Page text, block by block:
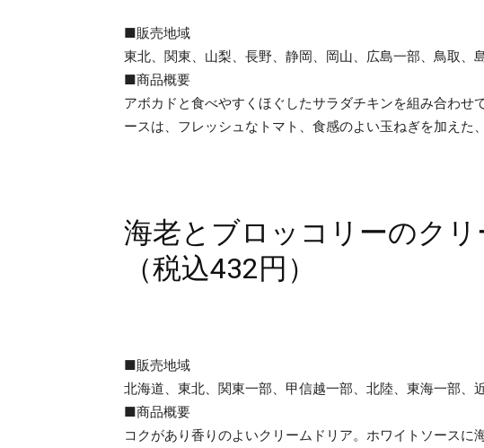
■販売地域
東北、関東、山梨、長野、静岡、岡山、広島一部、鳥取、
■商品概要
アボカドと食べやすくほぐしたサラダチキンを組み合わせ
ースは、フレッシュなトマト、食感のよい玉ねぎを加えた
海老とブロッコリーのク
（税込432円）
■販売地域
北海道、東北、関東一部、甲信越一部、北陸、東海一部、
■商品概要
コクがあり香りのよいクリームドリア。ホワイトソースに